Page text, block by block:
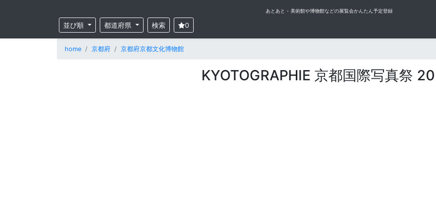
あとあと - 美術館や博物館などの展覧会かんたん予定登録
並び順 都道府県 検索 0
home 京都府 京都府京都文化博物館
KYOTOGRAPHIE 京都国際写真祭